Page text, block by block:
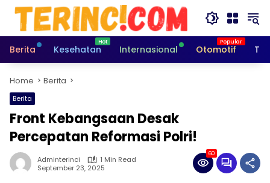
Skip
content
Berita
Kesehatan Internasional Otomotif
Home Berita
Berita
Front Kebangsaan Desak
Percepatan Reformasi Polri!
Adminterinci
1 Min Read
September 23, 2025
60